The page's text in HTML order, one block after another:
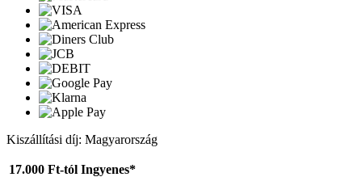
Kiszállítási díj: Magyarország
17.000 Ft-tól Ingyenes*